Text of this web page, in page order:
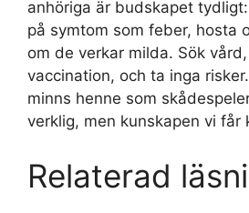
anhöriga är budskapet
på symtom som feber, hosta
om de verkar milda. Sök
vaccination, och ta inga
minns henne som
verklig, men kunskapen vi får
Relaterad